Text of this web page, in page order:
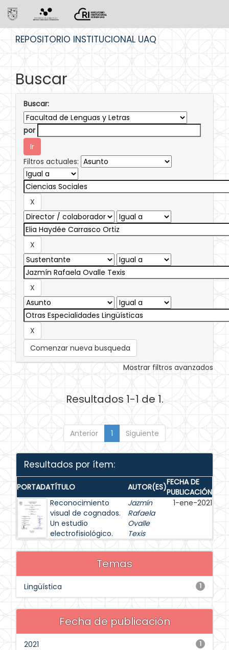
REPOSITORIO INSTITUCIONAL UAQ
Buscar
Buscar:
por
Filtros actuales:
Comenzar nueva busqueda
Mostrar filtros avanzados
Resultados 1-1 de 1.
Anterior 1 Siguiente
Resultados por ítem:
PORTADATÍTULO AUTOR(ES)FECHA DE
PUBLICACIÓN
Reconocimiento
visual de cognados.
Un estudio
electrofisiológico.
Jazmín
Rafaela
Ovalle
Texis
1-ene-2021
Temas
1
Lingüística
Fecha de publicación
1
2021